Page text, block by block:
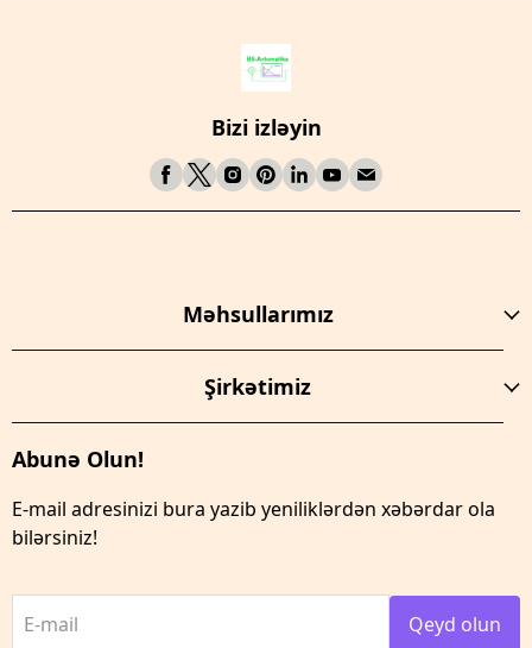
Bizi izləyin
Məhsullarımız
Şirkətimiz
Abunə Olun!
E-mail adresinizi bura yazib yeniliklərdən xəbərdar ola
bilərsiniz!
E-mail Qeyd olun